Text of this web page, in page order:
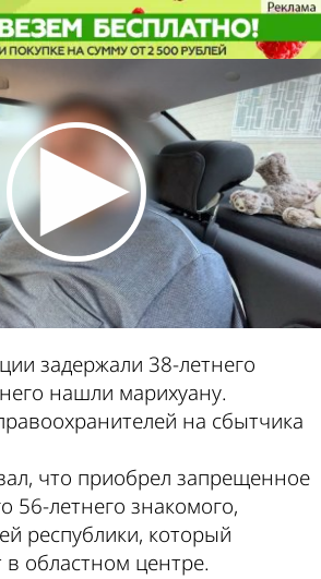
перекрыли канал сбыта
задержали 38-летнего
нашли марихуану.
на сбытчика
что приобрел запрещенное
56-летнего знакомого,
республики, который
областном центре.
перекрыли канал сбыта
новости
и курсы
в Пензе